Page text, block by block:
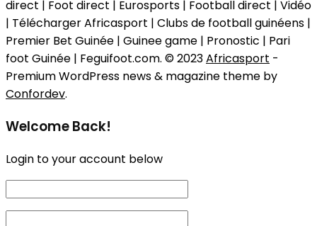
direct | Foot direct | Eurosports | Football direct | Vidéo
| Télécharger Africasport | Clubs de football guinéens |
Premier Bet Guinée | Guinee game | Pronostic | Pari
foot Guinée | Feguifoot.com. © 2023Africasport -
Premium WordPress news & magazine theme by
Confordev.
Welcome Back!
Login to your account below